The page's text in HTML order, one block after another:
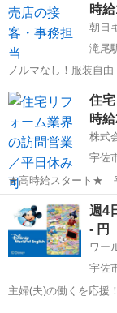
掃・施術準備)〜施術
時
朝日
滝尾
ノルマなし！服装自由
キャリアバンクは、
州全域への拠点展開を目
人材派遣や転職支援、
大分
住
時
株式
宇佐
★高時給スタート★ 平
生活リズムを整えやすい職場です♪ 【仕
内容☆————— 各地域を周ってリフォームや解体などの 訪問販売・
訪問営業をしていきま
宇佐市
週4
- 円
ワー
宇佐
主婦(夫)の働くを応援！ [勤務日数]： 週4日~